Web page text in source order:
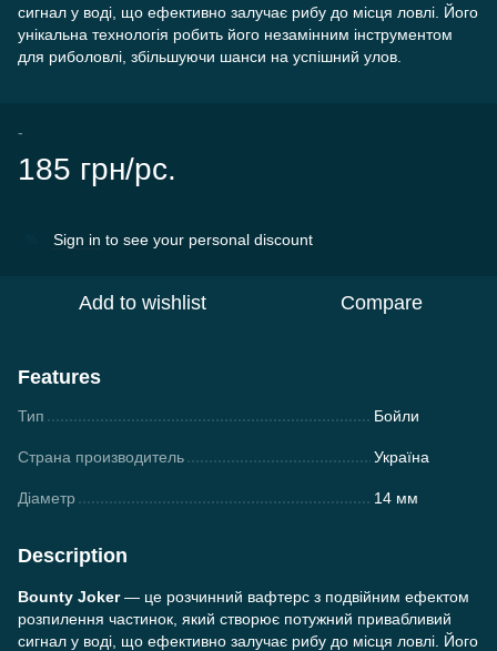
сигнал у воді, що ефективно залучає рибу до місця ловлі. Його
унікальна технологія робить його незамінним інструментом
для риболовлі, збільшуючи шанси на успішний улов.
-
185 грн/pc.
Sign in to see your personal discount
Add to wishlist Compare
Features
Тип Бойли
Страна производитель Україна
Діаметр 14 мм
Description
Bounty Joker— це розчинний вафтерс з подвійним ефектом
розпилення частинок, який створює потужний привабливий
сигнал у воді, що ефективно залучає рибу до місця ловлі. Його